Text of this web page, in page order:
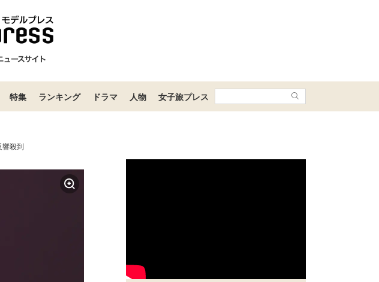
特集 ランキング ドラマ 人物 女子旅プレス
殺到